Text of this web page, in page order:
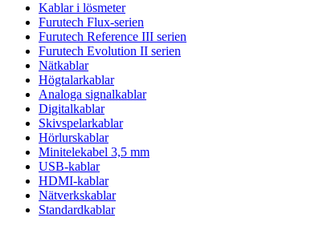
Kablar i lösmeter
Furutech Flux-serien
Furutech Reference III serien
Furutech Evolution II serien
Nätkablar
Högtalarkablar
Analoga signalkablar
Digitalkablar
Skivspelarkablar
Hörlurskablar
Minitelekabel 3,5 mm
USB-kablar
HDMI-kablar
Nätverkskablar
Standardkablar